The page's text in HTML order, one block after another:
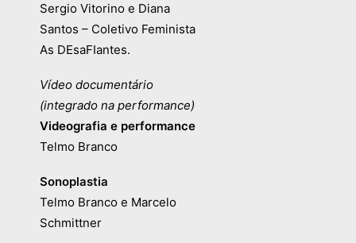
Sergio Vitorino e Diana
Santos – Coletivo Feminista
As DEsaFIantes.
Vídeo documentário
(integrado na performance)
Videografia e performance
Telmo Branco
Sonoplastia
Telmo Branco e Marcelo
Schmittner